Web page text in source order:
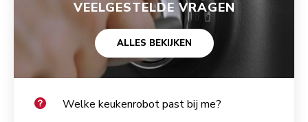
VEELGESTELDE VRAGEN
ALLES BEKIJKEN
Welke keukenrobot past bij me?